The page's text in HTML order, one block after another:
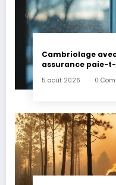
Cambriolage
assurance paie-
5 août 2026 0